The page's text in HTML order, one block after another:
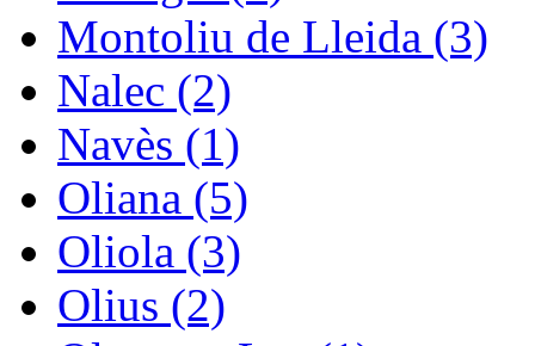
Montoliu de Lleida (3)
Nalec (2)
Navès (1)
Oliana (5)
Oliola (3)
Olius (2)